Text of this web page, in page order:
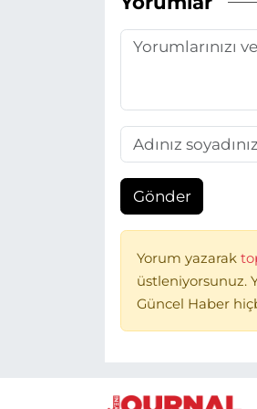
Gönder
Yorum yazarak
üstleniyorsunuz.
Güncel Haber